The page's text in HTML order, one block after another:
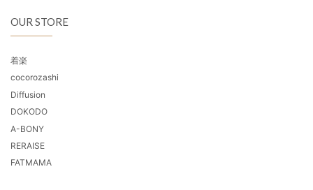
OUR STORE
着楽
cocorozashi
Diffusion
DOKODO
A-BONY
RERAISE
FATMAMA